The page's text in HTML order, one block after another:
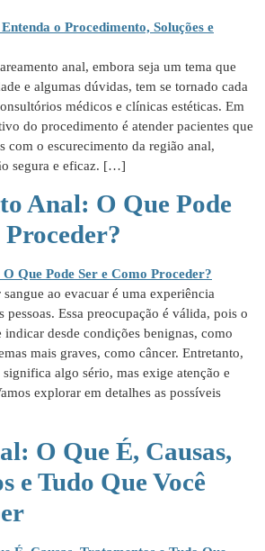
anal, embora seja um tema que
e algumas dúvidas, tem se tornado cada
médicos e clínicas estéticas. Em
do procedimento é atender pacientes que
com o escurecimento da região anal,
segura e eficaz. […]
Anal: O Que Pode
Proceder?
ao evacuar é uma experiência
pessoas. Essa preocupação é válida, pois o
indicar desde condições benignas, como
mais graves, como câncer. Entretanto,
algo sério, mas exige atenção e
explorar em detalhes as possíveis
O Que É, Causas,
e Tudo Que Você